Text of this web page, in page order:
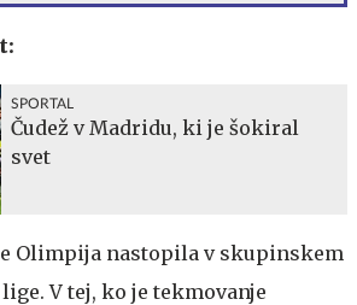
SPORTAL
Čudež v Madridu, ki je šokiral
svet
Olimpija nastopila v skupinskem
V tej, ko je tekmovanje